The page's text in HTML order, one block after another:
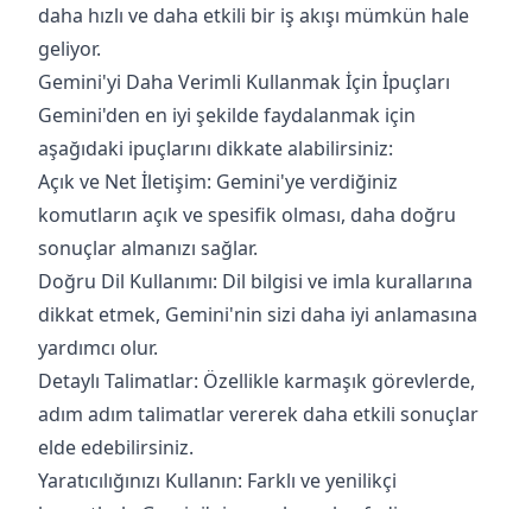
daha hızlı ve daha etkili bir iş akışı mümkün hale
geliyor.
Gemini'yi Daha Verimli Kullanmak İçin İpuçları
Gemini'den en iyi şekilde faydalanmak için
aşağıdaki ipuçlarını dikkate alabilirsiniz:
Açık ve Net İletişim: Gemini'ye verdiğiniz
komutların açık ve spesifik olması, daha doğru
sonuçlar almanızı sağlar.
Doğru Dil Kullanımı: Dil bilgisi ve imla kurallarına
dikkat etmek, Gemini'nin sizi daha iyi anlamasına
yardımcı olur.
Detaylı Talimatlar: Özellikle karmaşık görevlerde,
adım adım talimatlar vererek daha etkili sonuçlar
elde edebilirsiniz.
Yaratıcılığınızı Kullanın: Farklı ve yenilikçi